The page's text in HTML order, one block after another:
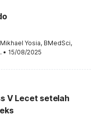
Yosia, BMedSci,
• 15/08/2025
V Lecet setelah